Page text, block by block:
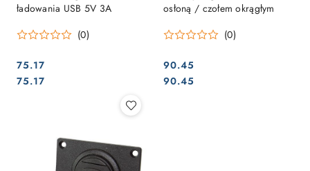
ładowania USB 5V 3A
(0)
Cena:
75.17
Cena:
75.17
osłoną / czołem okrągłym
(0)
Cena:
90.45
Cena:
90.45